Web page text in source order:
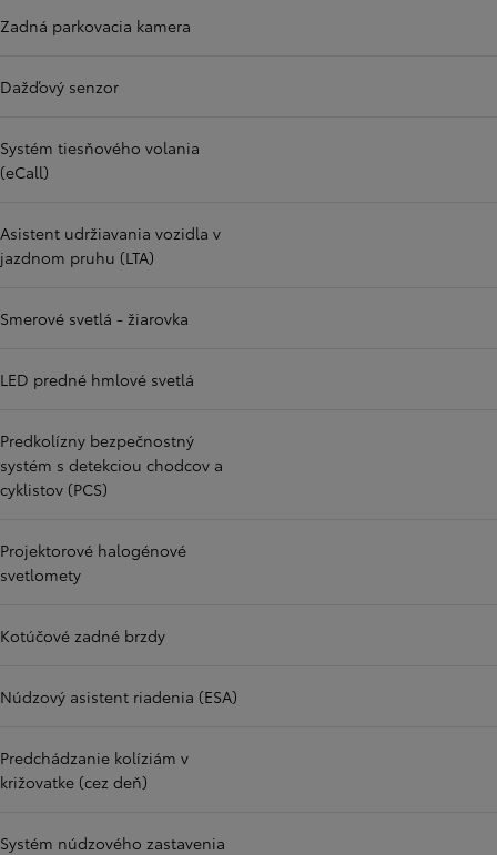
Zadná parkovacia kamera
Dažďový senzor
Systém tiesňového volania
(eCall)
Asistent udržiavania vozidla v
jazdnom pruhu (LTA)
Smerové svetlá - žiarovka
LED predné hmlové svetlá
Predkolízny bezpečnostný
systém s detekciou chodcov a
cyklistov (PCS)
Projektorové halogénové
svetlomety
Kotúčové zadné brzdy
Núdzový asistent riadenia (ESA)
Predchádzanie kolíziám v
križovatke (cez deň)
Systém núdzového zastavenia